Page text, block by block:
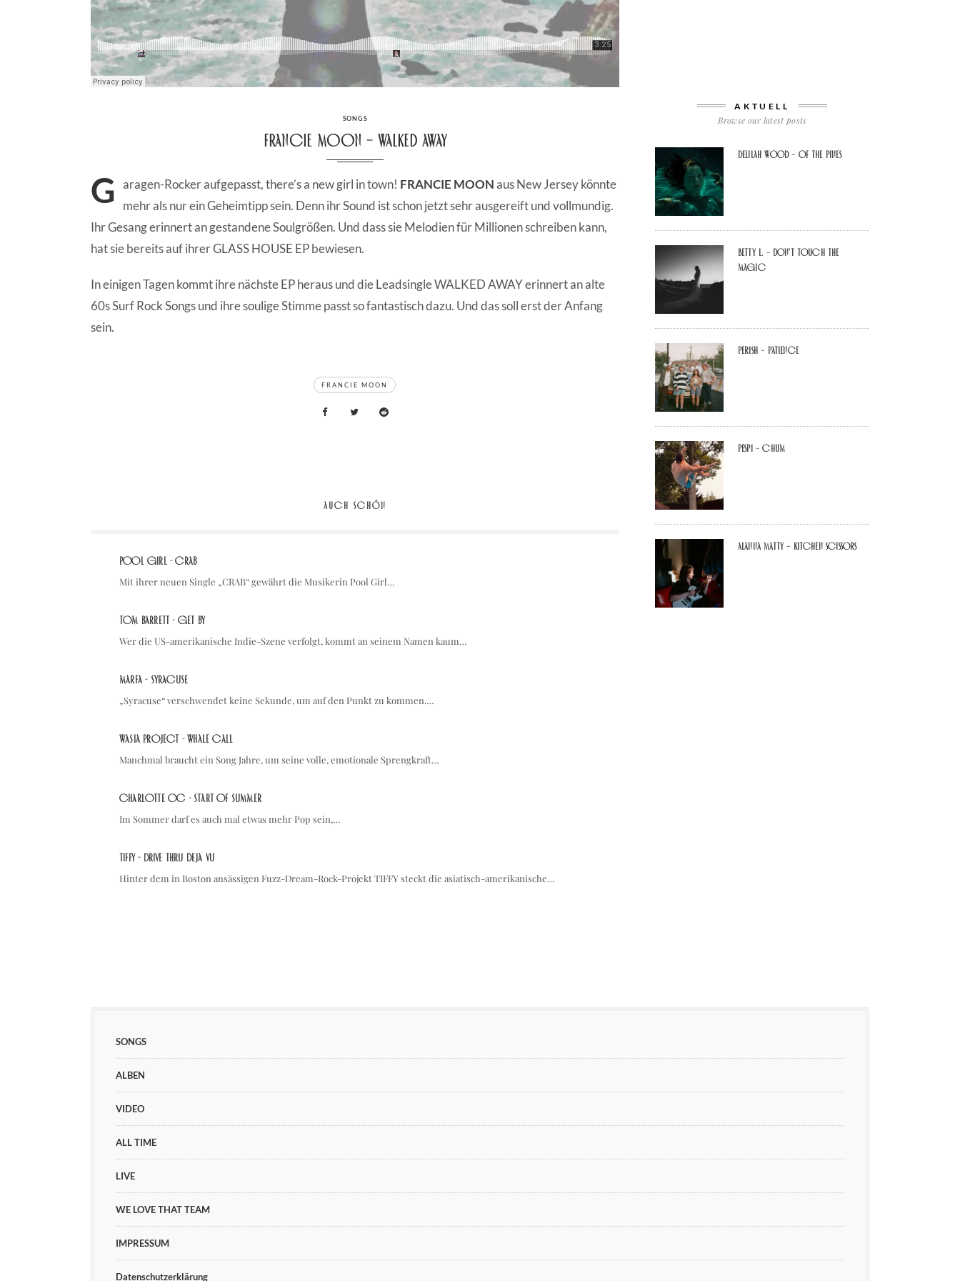
CATEGORIES
SONGS
Francie Moon – Walked Away
G aragen-Rocker aufgepasst, there’s a new girl in town! FRANCIE MOONaus New Jersey könnte
mehr als nur ein Geheimtipp sein. Denn ihr Sound ist schon jetzt sehr ausgereift und vollmundig.
Ihr Gesang erinnert an gestandene Soulgrößen. Und dass sie Melodien für Millionen schreiben kann,
hat sie bereits auf ihrer GLASS HOUSE EP bewiesen.
In einigen Tagen kommt ihre nächste EP heraus und die Leadsingle WALKED AWAY erinnert an alte
60s Surf Rock Songs und ihre soulige Stimme passt so fantastisch dazu. Und das soll erst der Anfang
sein.
FRANCIE MOON
AUCH SCHÖN
Pool Girl - CRAB
Mit ihrer neuen Single „CRAB“ gewährt die Musikerin Pool Girl…
Tom Barrett - Get By
Wer die US-amerikanische Indie-Szene verfolgt, kommt an seinem Namen kaum…
Marfa - Syracuse
„Syracuse“ verschwendet keine Sekunde, um auf den Punkt zu kommen.…
Wasia Project - Whale Call
Manchmal braucht ein Song Jahre, um seine volle, emotionale Sprengkraft…
Charlotte OC - Start Of Summer
Im Sommer darf es auch mal etwas mehr Pop sein,…
TIFFY - Drive Thru Deja Vu
Hinter dem in Boston ansässigen Fuzz-Dream-Rock-Projekt TIFFY steckt die asiatisch-amerikanische…
AKTUELL
Browse our latest posts
Delilah Wood – of the pines
Betty L. – don’t touch the
Magic
Perish – Patience
Pespi – Chum
Alanna Matty – Kitchen Scissors
SONGS
ALBEN
VIDEO
ALL TIME
LIVE
WE LOVE THAT TEAM
IMPRESSUM
Datenschutzerklärung